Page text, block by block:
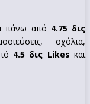
πάνω από 4.75 δις
σχόλια,
4.5 δις Likes και